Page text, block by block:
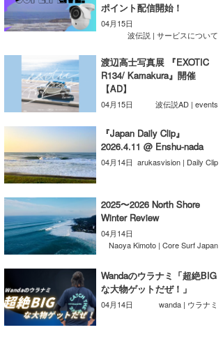
ポイント配信開始！
04月15日
波伝説 | サービスについて
渡辺高士写真展 『EXOTIC
R134/ Kamakura』開催
【AD】
04月15日 波伝説AD | events
『Japan Daily Clip』
2026.4.11 @ Enshu-nada
04月14日 arukasvision | Daily Clip
2025〜2026 North Shore
Winter Review
04月14日
Naoya Kimoto | Core Surf Japan
Wandaのウラナミ「超絶BIG
な大物ゲットだぜ！」
04月14日 wanda | ウラナミ
Yoshiyuki Obata
arukasvision
DELTA FORCE SURF
CBA Films
熊谷素子
WAVAL
中浦“JET”章
嵯峨明日香
進士剛光
田原啓江
植村未来
NOBUFUKU
大野”MAR”修聖
喜納海人
☆加藤
+☆maki☆+
Aichan
chan-U
ECE
G◎Da
H
KID
KY
MIN
波伝説